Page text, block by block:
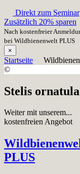
Direkt zum Seminar
Zusätzlich 20% sparen
Nach kostenfreier
bei Wildbienenwelt PLUS
×
Startseite
©
Stelis ornatula
Weiter mit unserem...
kostenfreien Angebot
PLUS